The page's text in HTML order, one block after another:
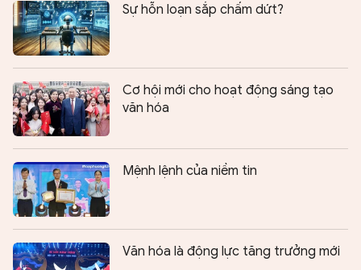
Sự hỗn loạn sắp chấm dứt?
Cơ hội mới cho hoạt động sáng tạo
văn hóa
Mệnh lệnh của niềm tin
Văn hóa là động lực tăng trưởng mới